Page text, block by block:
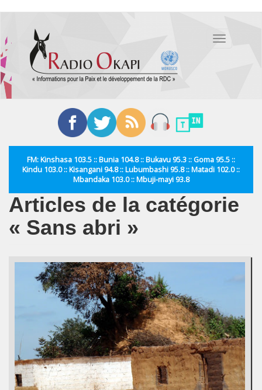
contenu
principal
Toggle
FM: Kinshasa 103.5 :: Bunia 104.8 :: Bukavu 95.3 :: Goma 95.5 ::
Kindu 103.0 :: Kisangani 94.8 :: Lubumbashi 95.8 :: Matadi 102.0 ::
Mbandaka 103.0 :: Mbuji-mayi 93.8
Articles de la catégorie
« Sans abri »